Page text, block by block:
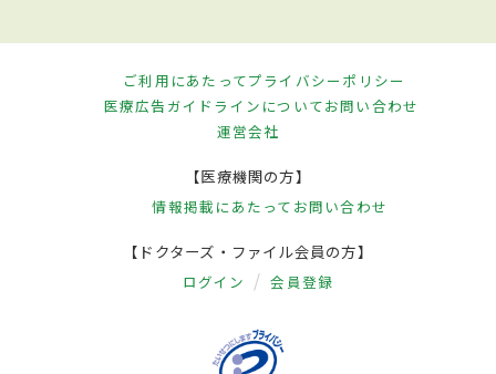
ご利用にあたってプライバシーポリシー
医療広告ガイドラインについてお問い合わせ
運営会社
【医療機関の方】
情報掲載にあたって お問い合わせ
【ドクターズ・ファイル会員の方】
ログイン 会員登録